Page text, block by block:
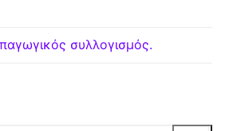
συλλογισμός.